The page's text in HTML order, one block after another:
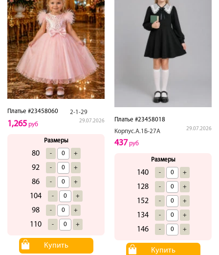
Платье #23458060 2-1-29
29.07.2026
1,265 руб
Размеры
80 - +
92 - +
86 - +
104 - +
98 - +
110 - +
Купить
Платье #23458018
Корпус.А.1Б-27А
29.07.2026
437 руб
Размеры
140 - +
128 - +
152 - +
134 - +
146 - +
Купить